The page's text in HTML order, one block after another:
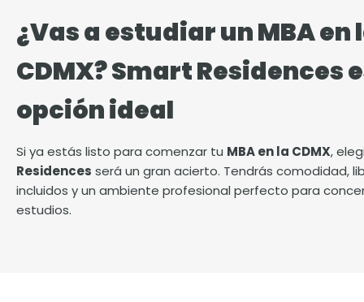
¿Vas a estudiar un MBA en
CDMX? Smart Residences
opción ideal
Si ya estás listo para comenzar tu MBA en la CDMX,
Residences será un gran acierto. Tendrás comodidad,
incluidos y un ambiente profesional perfecto para
estudios.